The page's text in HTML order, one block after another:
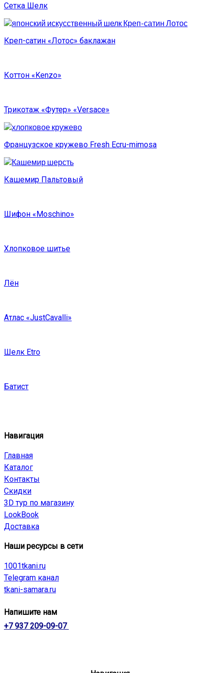
Сетка Шелк
Креп-сатин «Лотос» баклажан
Коттон «Kenzo»
Трикотаж «Футер» «Versace»
Французское кружево Fresh Ecru-mimosa
Кашемир Пальтовый
Шифон «Moschino»
Хлопковое шитье
Лён
Атлас «JustCavalli»
Шелк Etro
Батист
Навигация
Главная
Каталог
Контакты
Скидки
3D тур по магазину
LookBook
Доставка
Наши ресурсы в сети
1001tkani.ru
Telegram канал
tkani-samara.ru
Напишите нам
+7 937 209-09-07